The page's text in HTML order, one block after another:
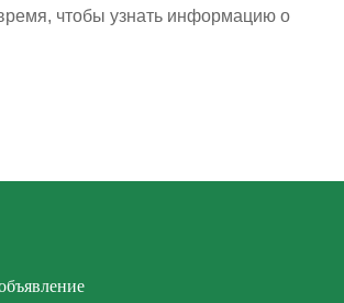
чтобы узнать информацию о